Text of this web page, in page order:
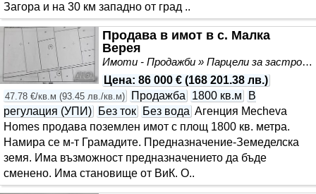
Загора и на 30 км западно от град ..
Продава в имот в с. Малка
Верея
Имоти - Продажби » Парцели за застрояване, Инвестиционни проекти
Цена: 86 000 € (168 201.38 лв.)
47.78 €/кв.м (93.45 лв./кв.м) Продажба 1800 кв.м
В
регулация (УПИ)
Без ток Без вода Агенция Mecheva
Homes продава поземлен имот с площ 1800 кв. метра.
Намира се м-т Грамадите. Предназначение-Земеделска
земя. Има възможност предназначението да бъде
сменено. Има становище от ВиК. О..